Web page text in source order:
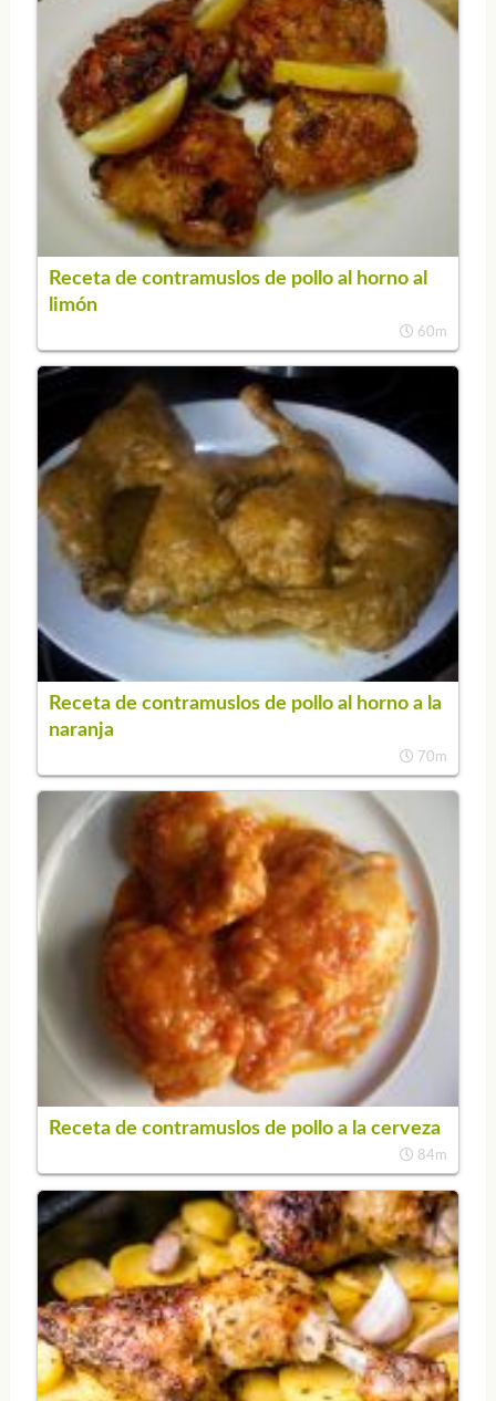
Receta de contramuslos de pollo al horno al
limón
60m
Receta de contramuslos de pollo al horno a la
naranja
70m
Receta de contramuslos de pollo a la cerveza
84m